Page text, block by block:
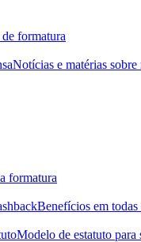
formatura
Notícias e matérias sobre
formatura
Benefícios em todas
Modelo de estatuto para